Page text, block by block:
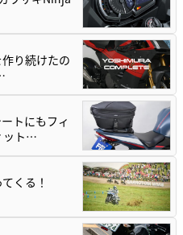
り続けたの
トにもフィ
ット…
くる！